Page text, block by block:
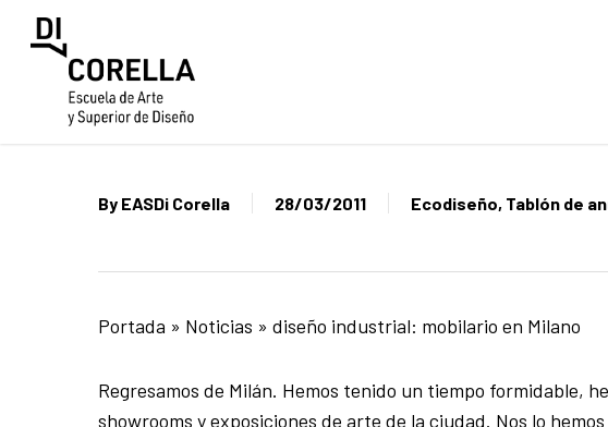
By EASDi Corella 28/03/2011 Ecodiseño, Tablón de
Portada » Noticias » diseño industrial: mobilario en Milano
Regresamos de Milán. Hemos tenido un tiempo formidable,
showrooms y exposiciones de arte de la ciudad. Nos lo